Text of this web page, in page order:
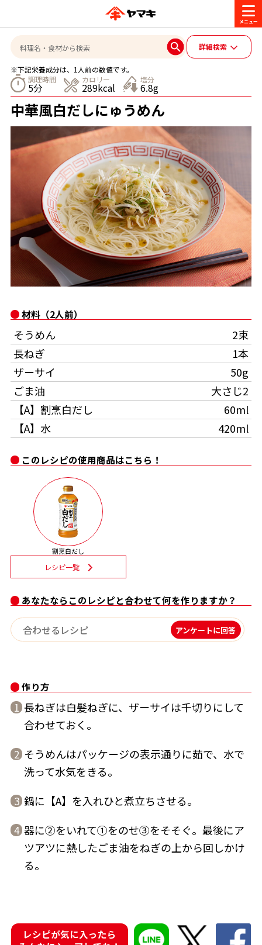
商品情報
ブランド一覧
ヤマキ『めんつゆ』 ヤマキ 割烹白だし
旨さ、別格。だし屋の鍋
サッと鍋® 楽チン鍋®
楽チン屋® ストレートつゆ
新鮮一番
レシピ
おいしいレシピを探す
おいしいレシピトップ
主食レシピ
主菜レシピ
汁物レシピ
おいしいレシピを商品から探す
かつお節レシピ
めんつゆレシピ
割烹白だしレシピ
レシピ特設サイト
割烹白だしレシピ特集
だし巻き卵特集
かつおだしが決め手！簡単茶碗蒸し
かつお節・だしを楽しむ
かつお節・だしを知る
だしの取り方
かつお節の削り方
かつお節・だしをもっと知る
かつお節・だしを楽しむ
だしコミュ
CM・キャンペーン
キャンペーン一覧
企業・採用情報
企業情報
- 百年対話
採用情報
- ジョブリターン制
お問い合わせ
ヤマキお客様相談室
オンラインショップ
Global
詳細検索
※下記栄養成分は、1人前の数値です。
調理時間
5分
カロリー
289kcal
塩分
6.8g
中華風白だしにゅうめん
このレシピの使用商品はこちら！
割烹白だし
レシピ一覧
あなたならこのレシピと合わせて何を作りますか？
アンケートに回答
作り方
1 長ねぎは白髪ねぎに、ザーサイは千切りにして
合わせておく。
2 そうめんはパッケージの表示通りに茹で、水で
洗って水気をきる。
3 鍋に【A】を入れひと煮立ちさせる。
4 器に②をいれて①をのせ③をそそぐ。最後にア
ツアツに熱したごま油をねぎの上から回しかけ
る。
材料（2人前）
そうめん
2束
長ねぎ
1本
ザーサイ
50g
ごま油
大さじ2
【A】割烹白だし
60ml
【A】水
420ml
レシピが気に入ったら